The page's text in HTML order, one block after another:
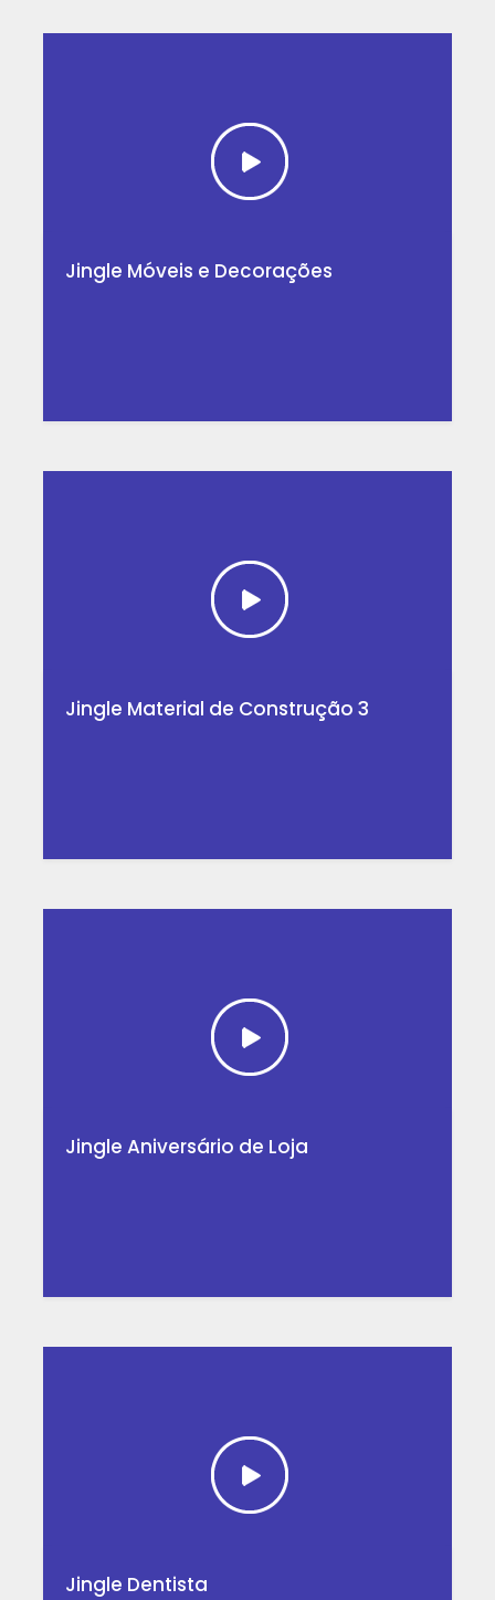
Jingle Móveis e Decorações
Jingle Material de Construção 3
Jingle Aniversário de Loja
Jingle Dentista